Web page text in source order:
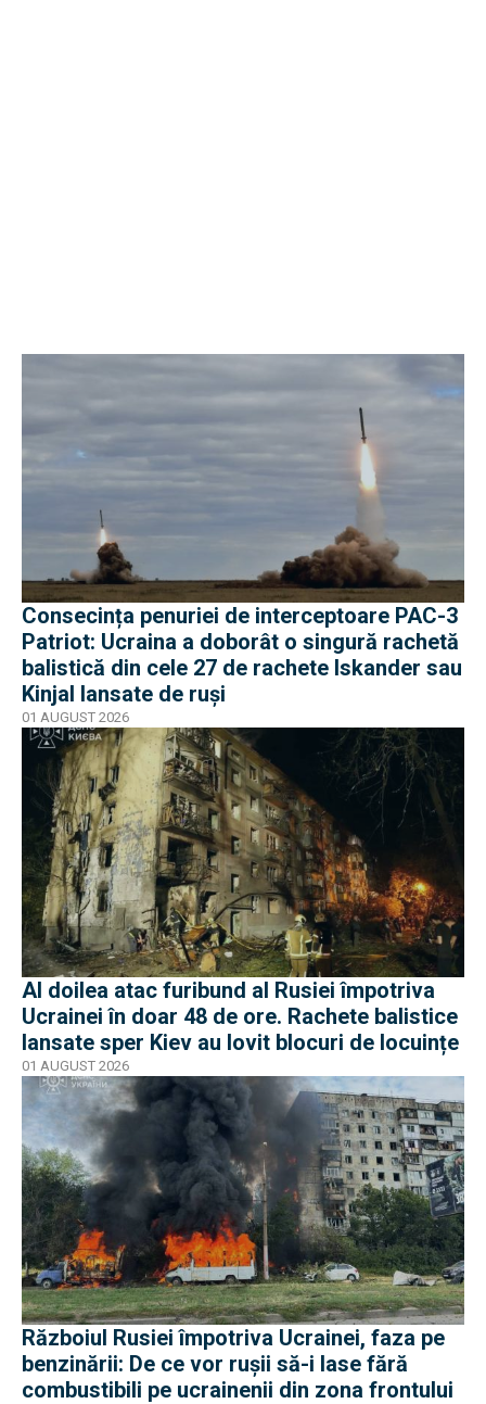
Consecința penuriei de interceptoare PAC-3
Patriot: Ucraina a doborât o singură rachetă
balistică din cele 27 de rachete Iskander sau
Kinjal lansate de ruși
01 AUGUST 2026
Al doilea atac furibund al Rusiei împotriva
Ucrainei în doar 48 de ore. Rachete balistice
lansate sper Kiev au lovit blocuri de locuințe
01 AUGUST 2026
Războiul Rusiei împotriva Ucrainei, faza pe
benzinării: De ce vor rușii să-i lase fără
combustibili pe ucrainenii din zona frontului